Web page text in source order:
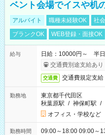
ベント会場でイスや机
アルバイト 職種未経験OK 社
ブランクOK
WEB登録・面接OK
給与
日給：10000円～ 半
交通費別途支給あり
交通費 交通費規定支給
勤務地
東京都千代田区
秋葉原駅 / 神保町駅 /
オフィス・学校など
勤務時間
09:00～18:00 09:00～